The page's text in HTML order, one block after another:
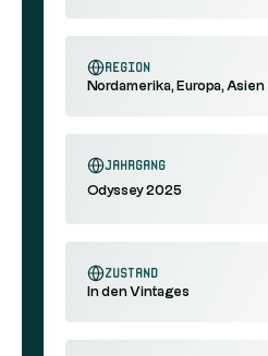
Region
Nordamerika, Europa, Asien
Jahrgang
Odyssey 2025
Zustand
In den Vintages